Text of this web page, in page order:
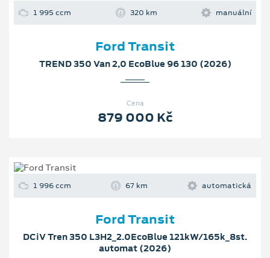
1 995 ccm 320 km manuální
Ford Transit
TREND 350 Van 2,0 EcoBlue 96 130 (2026)
Cena
879 000 Kč
1 996 ccm 67 km automatická
Ford Transit
DCiV Tren 350 L3H2_2.0EcoBlue 121kW/165k_8st.
automat (2026)